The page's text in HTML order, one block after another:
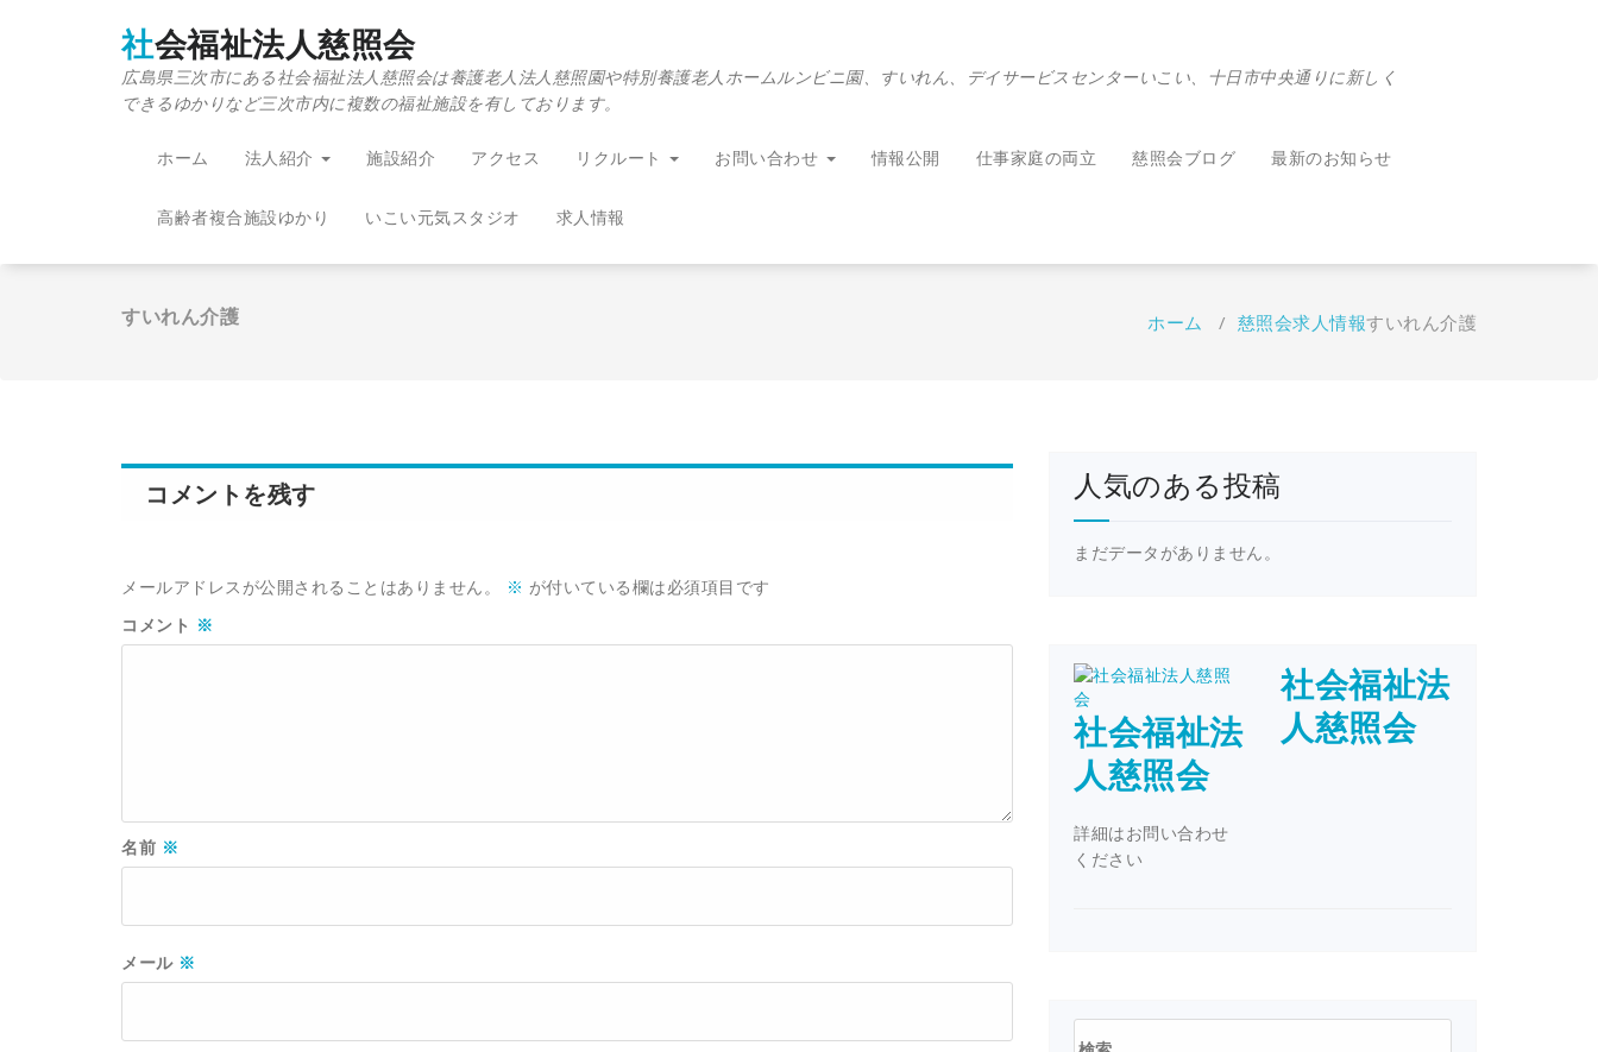
社会福祉法人慈照会
広島県三次市にある社会福祉法人慈照会は養護老人法人慈照園や特別養護老人ホームルンビニ園、すいれん、デイサービスセンターいこい、十日市中央通りに新しく
できるゆかりなど三次市内に複数の福祉施設を有しております。
ホーム 法人紹介 施設紹介 アクセス リクルート お問い合わせ 情報公開 仕事家庭の両立 慈照会ブログ 最新のお知らせ
高齢者複合施設ゆかり いこい元気スタジオ 求人情報
すいれん介護 ホーム / 慈照会求人情報すいれん介護
コメントを残す
メールアドレスが公開されることはありません。 ※ が付いている欄は必須項目です
コメント ※
名前 ※
メール ※
人気のある投稿
まだデータがありません。
社会福祉法
人慈照会
詳細はお問い合わせ
ください
社会福祉法
人慈照会